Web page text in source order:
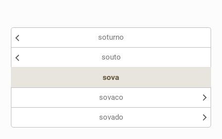
Nenhum dos sinônimos apresentados me ajudou
soturno
souto
sova
sovaco
sovado